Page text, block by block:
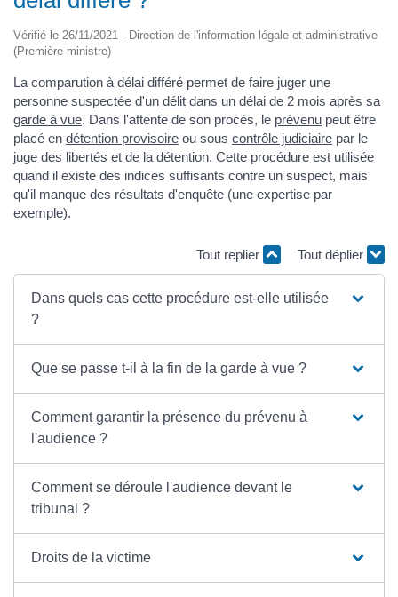
Vérifié le 26/11/2021 - Direction de l'information légale et administrative
(Première ministre)
La comparution à délai différé permet de faire juger une
personne suspectée d'un délit dans un délai de 2 mois après sa
garde à vue. Dans l'attente de son procès, le prévenu peut être
placé en détention provisoire ou sous contrôle judiciaire par le
juge des libertés et de la détention. Cette procédure est utilisée
quand il existe des indices suffisants contre un suspect, mais
qu'il manque des résultats d'enquête (une expertise par
exemple).
Tout replier Tout déplier
Dans quels cas cette procédure est-elle utilisée
?
Que se passe t-il à la fin de la garde à vue ?
Comment garantir la présence du prévenu à
l'audience ?
Comment se déroule l'audience devant le
tribunal ?
Droits de la victime